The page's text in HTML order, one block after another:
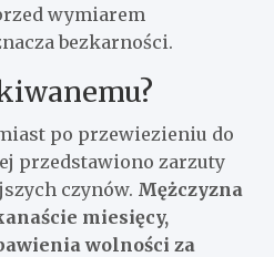
wymiarem
bezkarności.
po przewiezieniu do
przedstawiono zarzuty
czynów. Mężczyzna
miesięcy,
wolności za